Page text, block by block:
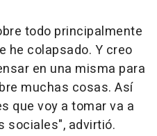
todo principalmente
he colapsado. Y creo
en una misma para
muchas cosas. Así
que voy a tomar va a
sociales", advirtió.